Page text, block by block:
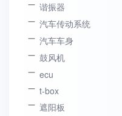
谐振器
汽车传动系统
汽车车身
鼓风机
ecu
t-box
遮阳板